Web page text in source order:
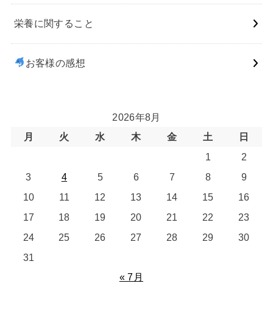
栄養に関すること
お客様の感想
2026年8月
月
火 水 木 金 土
日
1
2
3
4 5 6 7 8
9
10
11 12 13 14 15
16
17
18 19 20 21 22
23
24
25 26 27 28 29
30
31
« 7月